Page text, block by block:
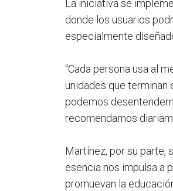
La iniciativa se
donde los usuarios
especialmente
“Cada persona usa al
unidades que terminan
podemos
recomendamos
Martínez, por su parte,
esencia nos impulsa a
promuevan la